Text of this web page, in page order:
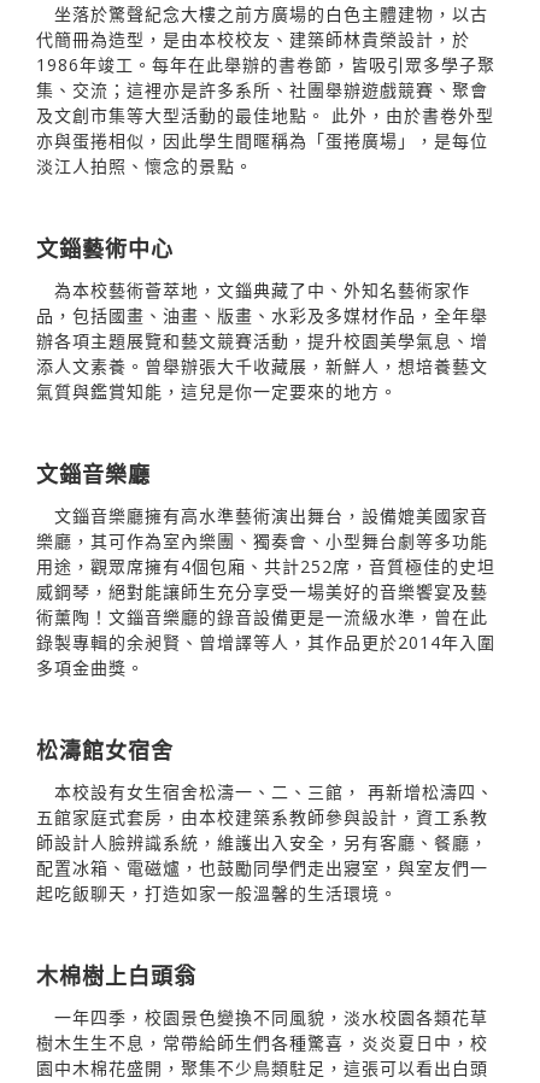
坐落於驚聲紀念大樓之前方廣場的白色主體建物，以古
代簡冊為造型，是由本校校友、建築師林貴榮設計，於
1986年竣工。每年在此舉辦的書卷節，皆吸引眾多學子聚
集、交流；這裡亦是許多系所、社團舉辦遊戲競賽、聚會
及文創市集等大型活動的最佳地點。 此外，由於書卷外型
亦與蛋捲相似，因此學生間暱稱為「蛋捲廣場」，是每位
淡江人拍照、懷念的景點。
文錙藝術中心
為本校藝術薈萃地，文錙典藏了中、外知名藝術家作
品，包括國畫、油畫、版畫、水彩及多媒材作品，全年舉
辦各項主題展覽和藝文競賽活動，提升校園美學氣息、增
添人文素養。曾舉辦張大千收藏展，新鮮人，想培養藝文
氣質與鑑賞知能，這兒是你一定要來的地方。
文錙音樂廳
文錙音樂廳擁有高水準藝術演出舞台，設備媲美國家音
樂廳，其可作為室內樂團、獨奏會、小型舞台劇等多功能
用途，觀眾席擁有4個包廂、共計252席，音質極佳的史坦
威鋼琴，絕對能讓師生充分享受一場美好的音樂饗宴及藝
術薰陶！文錙音樂廳的錄音設備更是一流級水準，曾在此
錄製專輯的余昶賢、曾增譯等人，其作品更於2014年入圍
多項金曲獎。
松濤館女宿舍
本校設有女生宿舍松濤一、二、三館， 再新增松濤四、
五館家庭式套房，由本校建築系教師參與設計，資工系教
師設計人臉辨識系統，維護出入安全，另有客廳、餐廳，
配置冰箱、電磁爐，也鼓勵同學們走出寢室，與室友們一
起吃飯聊天，打造如家一般溫馨的生活環境。
木棉樹上白頭翁
一年四季，校園景色變換不同風貌，淡水校園各類花草
樹木生生不息，常帶給師生們各種驚喜，炎炎夏日中，校
園中木棉花盛開，聚集不少鳥類駐足，這張可以看出白頭